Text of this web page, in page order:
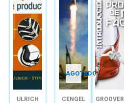
ULRICH
AGOTADO
CENGEL GROOVER